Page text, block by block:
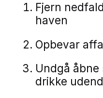
Fjern
haven
Opbevar
Undgå
drikke